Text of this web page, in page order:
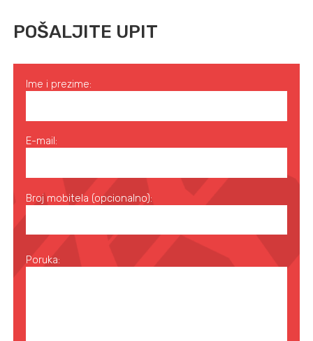
POŠALJITE UPIT
Ime i prezime:
E-mail:
Broj mobitela (opcionalno):
Poruka: